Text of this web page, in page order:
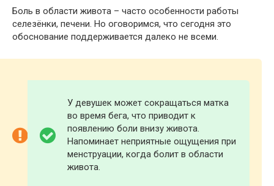
Боль в области живота – часто особенности работы
селезёнки, печени. Но оговоримся, что сегодня это
обоснование поддерживается далеко не всеми.
У девушек может сокращаться матка
во время бега, что приводит к
появлению боли внизу живота.
Напоминает неприятные ощущения при
менструации, когда болит в области
живота.